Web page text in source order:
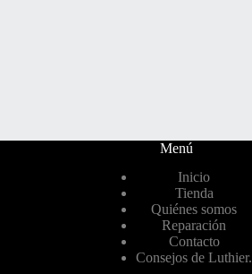
Menú
Inicio
Tienda
Quiénes somos
Reparación
Contacto
Consejos de Luthier.